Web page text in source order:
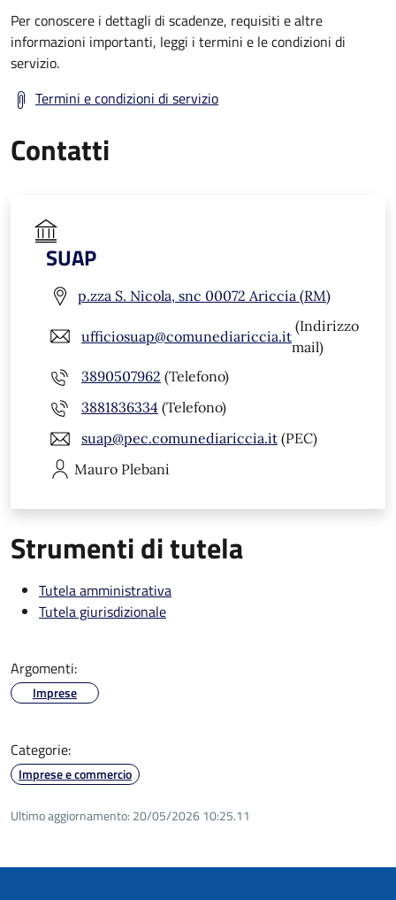
Per conoscere i dettagli di scadenze, requisiti e altre
informazioni importanti, leggi i termini e le condizioni di
servizio.
Termini e condizioni di servizio
Contatti
SUAP
p.zza S. Nicola, snc 00072 Ariccia (RM)
ufficiosuap@comunediariccia.it
(Indirizzo
mail)
3890507962 (Telefono)
3881836334 (Telefono)
suap@pec.comunediariccia.it (PEC)
Mauro Plebani
Strumenti di tutela
Tutela amministrativa
Tutela giurisdizionale
Argomenti:
Imprese
Categorie:
Imprese e commercio
Ultimo aggiornamento: 20/05/2026 10:25.11